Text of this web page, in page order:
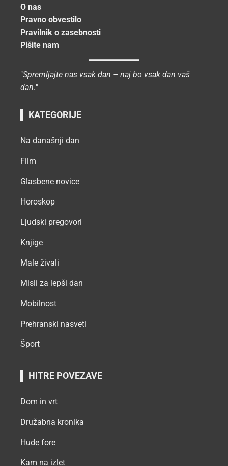
O nas
Pravno obvestilo
Pravilnik o zasebnosti
Pišite nam
"Spremljajte nas vsak dan – naj bo vsak dan vaš
dan."
KATEGORIJE
Na današnji dan
Film
Glasbene novice
Horoskop
Ljudski pregovori
Knjige
Male živali
Misli za lepši dan
Mobilnost
Prehranski nasveti
Šport
HITRE POVEZAVE
Dom in vrt
Družabna kronika
Hude fore
Kam na izlet